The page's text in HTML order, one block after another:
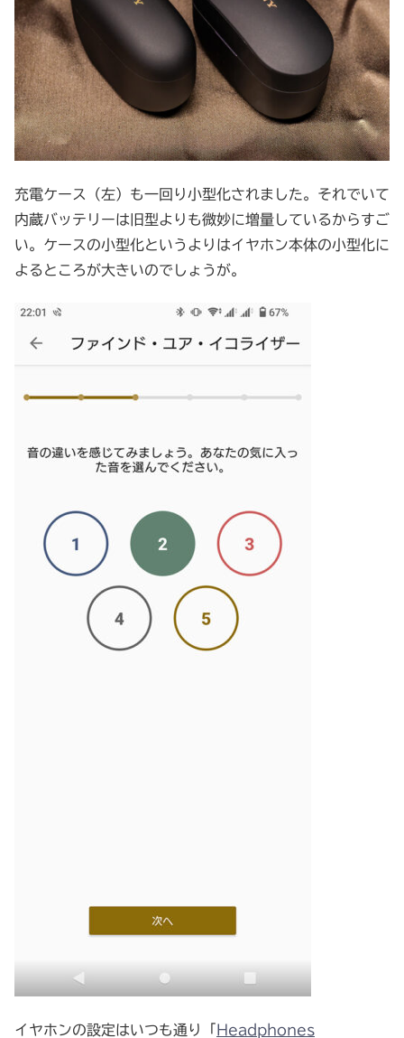
充電ケース（左）も一回り小型化されました。それでいて
内蔵バッテリーは旧型よりも微妙に増量しているからすご
い。ケースの小型化というよりはイヤホン本体の小型化に
よるところが大きいのでしょうが。
イヤホンの設定はいつも通り「Headphones